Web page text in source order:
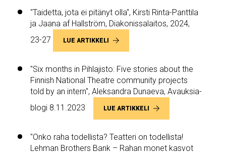
"Taidetta, jota ei pitänyt olla", Kirsti Rinta-Panttila
ja Jaana af Hallström, Diakonissalaitos, 2024,
23-27
LUE ARTIKKELI
"Six months in Pihlajisto: Five stories about the
Finnish National Theatre community projects
told by an intern", Aleksandra Dunaeva, Avauksia-
blogi 8.11.2023
LUE ARTIKKELI
"Onko raha todellista? Teatteri on todellista!
Lehman Brothers Bank – Rahan monet kasvot